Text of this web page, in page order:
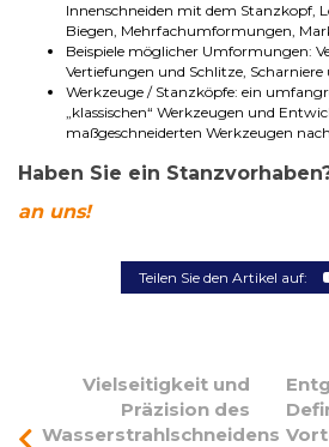
Innenschneiden mit dem Stanzkopf,
Biegen, Mehrfachumformungen,
Beispiele möglicher Umformungen:
Vertiefungen und Schlitze, Scharniere
Werkzeuge / Stanzköpfe: ein
„klassischen“ Werkzeugen und
maßgeschneiderten Werkzeugen
Haben Sie ein
an uns!
Teilen Sie den Artikel auf:
Vielseitigkeit und
Präzision des
Wasserstrahlschneidens